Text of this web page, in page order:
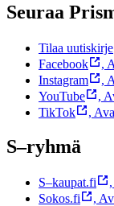
Seuraa
Tilaa uutiskirje
Facebook
,
Instagram
,
YouTube
,
TikTok
,
S–ryhmä
S–kaupat.fi ,
Sokos.fi
,